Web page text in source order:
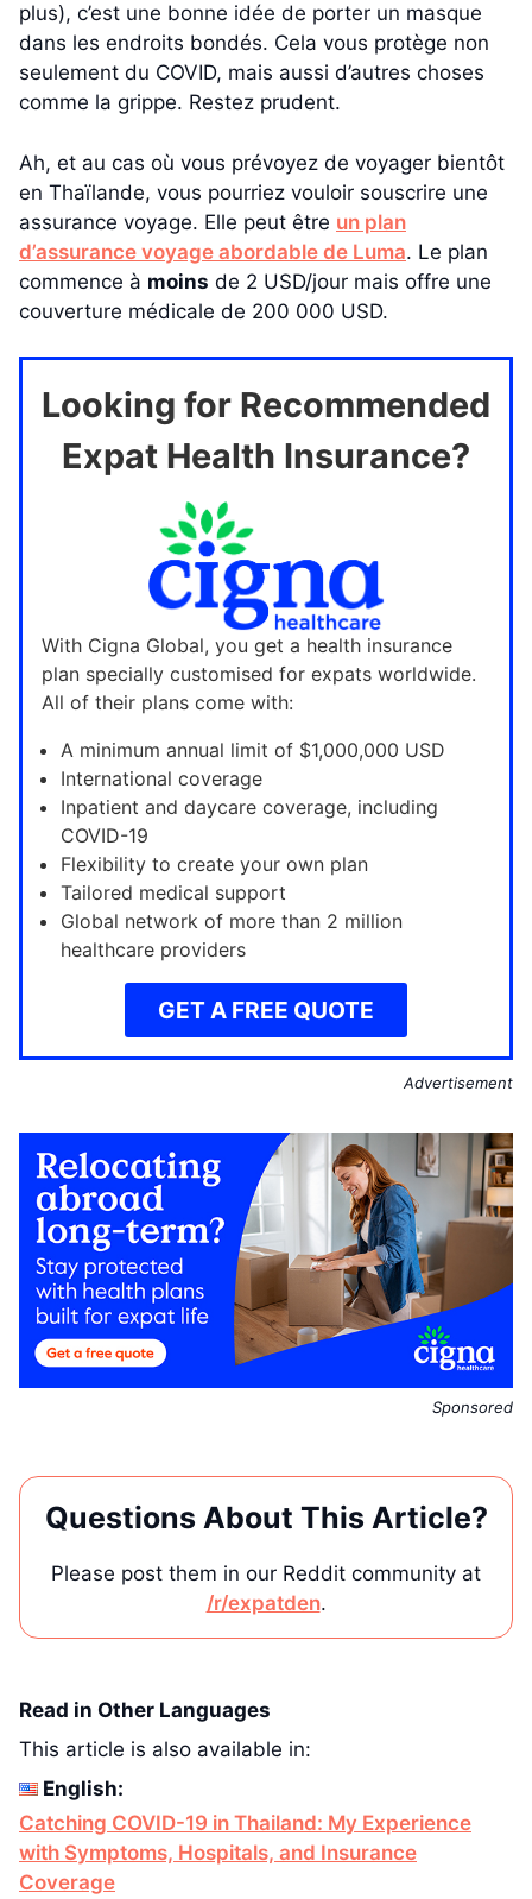
plus), c’est une bonne idée de porter un masque
dans les endroits bondés. Cela vous protège non
seulement du COVID, mais aussi d’autres choses
comme la grippe. Restez prudent.
Ah, et au cas où vous prévoyez de voyager bientôt
en Thaïlande, vous pourriez vouloir souscrire une
assurance voyage. Elle peut être un plan
d’assurance voyage abordable de Luma. Le plan
commence à moins de 2 USD/jour mais offre une
couverture médicale de 200 000 USD.
Looking for Recommended
Expat Health Insurance?
With Cigna Global, you get a health insurance
plan specially customised for expats worldwide.
All of their plans come with:
A minimum annual limit of $1,000,000 USD
International coverage
Inpatient and daycare coverage, including
COVID-19
Flexibility to create your own plan
Tailored medical support
Global network of more than 2 million
healthcare providers
GET A FREE QUOTE
Advertisement
Sponsored
Questions About This Article?
Please post them in our Reddit community at
/r/expatden.
Read in Other Languages
This article is also available in:
English:
Catching COVID-19 in Thailand: My Experience
with Symptoms, Hospitals, and Insurance
Coverage